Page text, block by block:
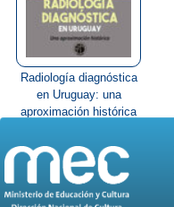
Radiología diagnóstica
en Uruguay: una
aproximación histórica